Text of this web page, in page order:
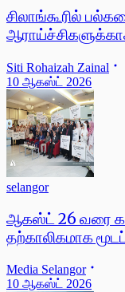
சிலாங்கூரில்
Siti Rohaizah Zainal
10 ஆகஸ்ட் 2026
selangor
ஆகஸ்ட் 26 வரை
தற்காலிகமாக
Media Selangor
10 ஆகஸ்ட் 2026